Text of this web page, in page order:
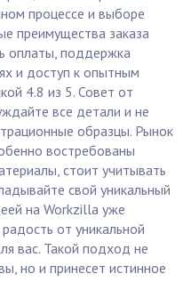
процессе и выборе
преимущества заказа
оплаты, поддержка
и доступ к опытным
4.8 из 5. Совет от
все детали и не
образцы. Рынок
востребованы
стоит учитывать
свой уникальный
на Workzilla уже
от уникальной
вас. Такой подход не
но и принесет истинное